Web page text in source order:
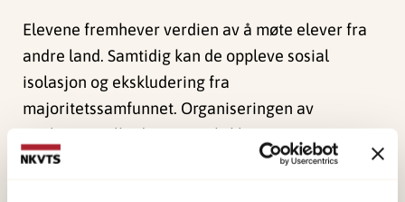
Elevene fremhever verdien av å møte elever fra
andre land. Samtidig kan de oppleve sosial
isolasjon og ekskludering fra
majoritetssamfunnet. Organiseringen av
opplæringstilbudet i mottaksklasser er noe
elevene opplever som segregering og skaper